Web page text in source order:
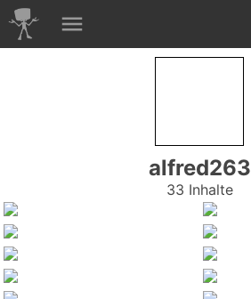
alfred263
33 Inhalte